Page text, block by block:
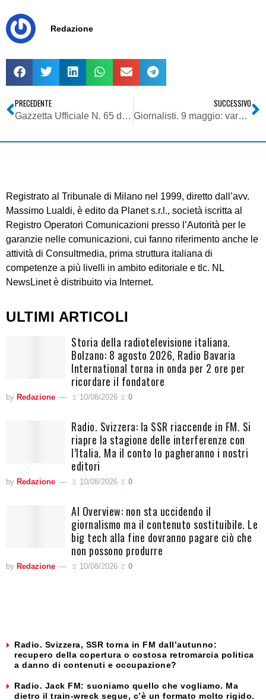
Redazione
PRECEDENTE
Gazzetta Ufficiale N. 65 del 19 Marzo 2009 – decreto del Presidente del Consiglio dei Ministri 11 dicembre 2008
SUCCESSIVO
Giornalisti. 9 maggio: varata dal Cnog la Giornata dell’Informazione per discutere sulla riforma dell’Ordine
Registrato al Tribunale di Milano nel 1999, diretto dall’avv.
Massimo Lualdi, è edito da Planet s.r.l., società iscritta al
Registro Operatori Comunicazioni presso l’Autorità per le
garanzie nelle comunicazioni, cui fanno riferimento anche le
attività di Consultmedia, prima struttura italiana di
competenze a più livelli in ambito editoriale e tlc. NL
NewsLinet è distribuito via Internet.
ULTIMI ARTICOLI
Storia della radiotelevisione italiana.
Bolzano: 8 agosto 2026, Radio Bavaria
International torna in onda per 2 ore per
ricordare il fondatore
by Redazione 10/08/2026 0
Radio. Svizzera: la SSR riaccende in FM. Si
riapre la stagione delle interferenze con
l’Italia. Ma il conto lo pagheranno i nostri
editori
by Redazione 10/08/2026 0
AI Overview: non sta uccidendo il
giornalismo ma il contenuto sostituibile. Le
big tech alla fine dovranno pagare ciò che
non possono produrre
by Redazione 10/08/2026 0
Radio. Svizzera, SSR torna in FM dall’autunno:
recupero della copertura o costosa retromarcia politica
a danno di contenuti e occupazione?
Radio. Jack FM: suoniamo quello che vogliamo. Ma
dietro il train-wreck segue, c’è un formato molto rigido.